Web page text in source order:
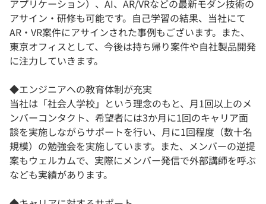
アプリケーション）、AI、AR/VRなどの最新モダン技術の
アサイン・研修も可能です。自己学習の結果、当社にて
AR・VR案件にアサインされた事例もございます。また、
東京オフィスとして、今後は持ち帰り案件や自社製品開発
に注力していきます。
◆エンジニアへの教育体制が充実
当社は「社会人学校」という理念のもと、月1回以上のメ
ンバーコンタクト、希望者には3か月に1回のキャリア面
談を実施しながらサポートを行い、月に1回程度（数十名
規模）の勉強会を実施しています。また、メンバーの逆提
案もウェルカムで、実際にメンバー発信で外部講師を呼ぶ
なども実績があります。